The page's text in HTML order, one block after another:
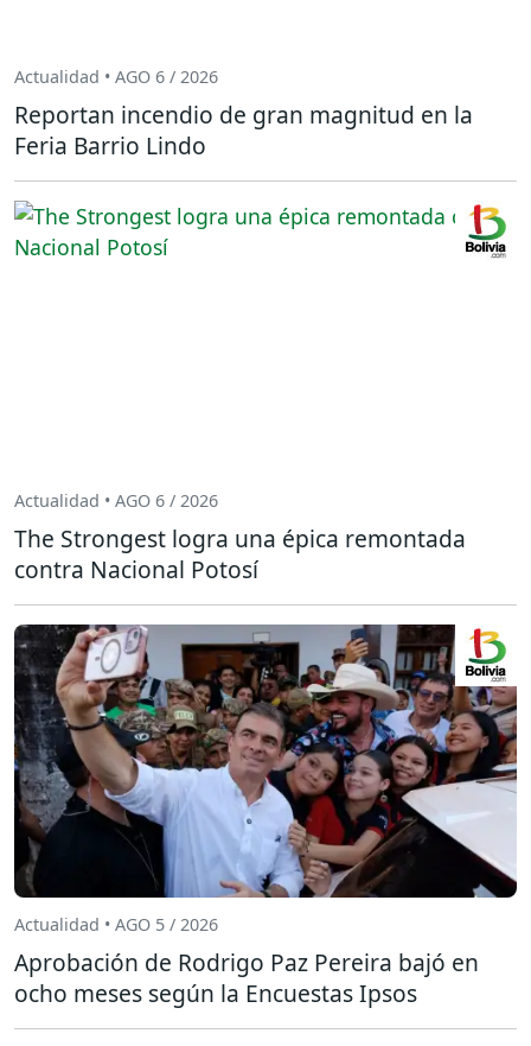
Actualidad • AGO 6 / 2026
Reportan incendio de gran magnitud en la
Feria Barrio Lindo
Actualidad • AGO 6 / 2026
The Strongest logra una épica remontada
contra Nacional Potosí
Actualidad • AGO 5 / 2026
Aprobación de Rodrigo Paz Pereira bajó en
ocho meses según la Encuestas Ipsos